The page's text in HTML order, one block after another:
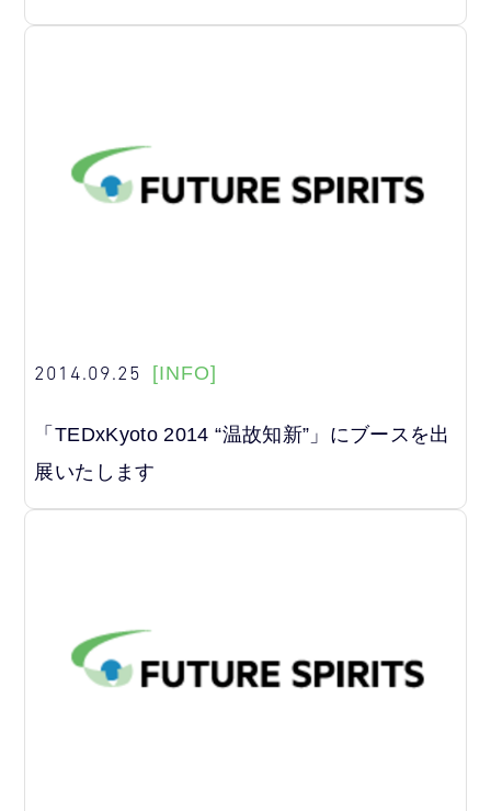
2014.09.25 [INFO]
「TEDxKyoto 2014 “温故知新”」にブースを出
展いたします